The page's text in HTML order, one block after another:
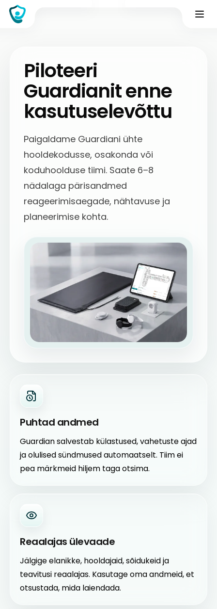
Piloteeri
Guardianit enne
kasutuselevõttu
Paigaldame Guardiani ühte
hooldekodusse, osakonda või
koduhoolduse tiimi. Saate 6–8
nädalaga pärisandmed
reageerimisaegade, nähtavuse ja
planeerimise kohta.
Puhtad andmed
Guardian salvestab külastused, vahetuste ajad
ja olulised sündmused automaatselt. Tiim ei
pea märkmeid hiljem taga otsima.
Reaalajas ülevaade
Jälgige elanikke, hooldajaid, sõidukeid ja
teavitusi reaalajas. Kasutage oma andmeid, et
otsustada, mida laiendada.